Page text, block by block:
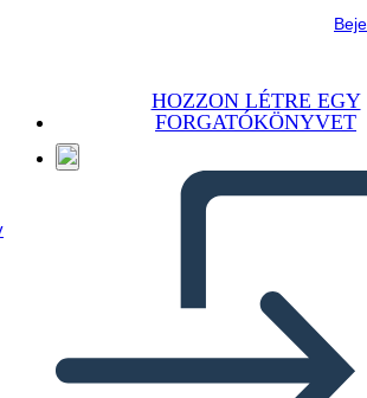
HOZZON LÉTRE EGY
FORGATÓKÖNYVET